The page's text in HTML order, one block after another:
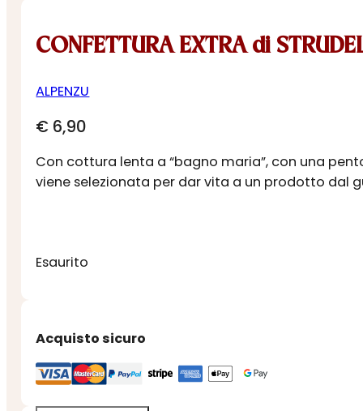
CONFETTURA EXTRA di
ALPENZU
€ 6,90
Con cottura lenta a “bagno maria”, con una
viene selezionata per dar vita a un prodotto dal
Esaurito
Acquisto sicuro